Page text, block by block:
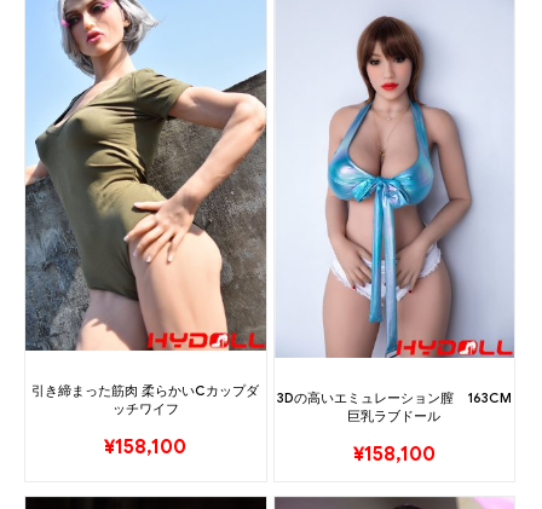
引き締まった筋肉 柔らかいCカップダ
ッチワイフ
¥158,100
3Dの高いエミュレーション膣 163CM
巨乳ラブドール
¥158,100